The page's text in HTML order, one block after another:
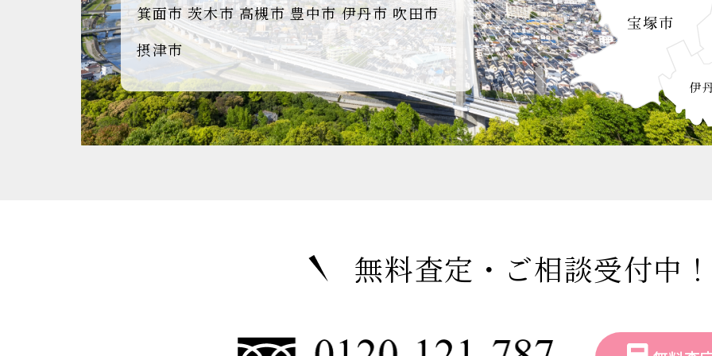
箕面市 茨木市 高槻市 豊中市 伊丹市 吹田市
摂津市
無料査定・ご相談受付中